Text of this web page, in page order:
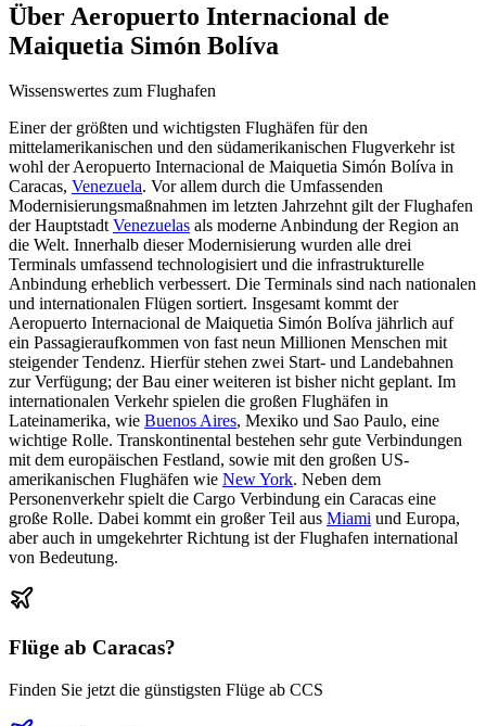
Über Aeropuerto Internacional de
Maiquetia Simón Bolíva
Wissenswertes zum Flughafen
Einer der größten und wichtigsten Flughäfen für den
mittelamerikanischen und den südamerikanischen Flugverkehr ist
wohl der Aeropuerto Internacional de Maiquetia Simón Bolíva in
Caracas, Venezuela. Vor allem durch die Umfassenden
Modernisierungsmaßnahmen im letzten Jahrzehnt gilt der Flughafen
der HauptstadtVenezuelas als moderne Anbindung der Region an
die Welt. Innerhalb dieser Modernisierung wurden alle drei
Terminals umfassend technologisiert und die infrastrukturelle
Anbindung erheblich verbessert. Die Terminals sind nach nationalen
und internationalen Flügen sortiert. Insgesamt kommt der
Aeropuerto Internacional de Maiquetia Simón Bolíva jährlich auf
ein Passagieraufkommen von fast neun Millionen Menschen mit
steigender Tendenz. Hierfür stehen zwei Start- und Landebahnen
zur Verfügung; der Bau einer weiteren ist bisher nicht geplant. Im
internationalen Verkehr spielen die großen Flughäfen in
Lateinamerika, wie Buenos Aires, Mexiko und Sao Paulo, eine
wichtige Rolle. Transkontinental bestehen sehr gute Verbindungen
mit dem europäischen Festland, sowie mit den großen US-
amerikanischen Flughäfen wie New York. Neben dem
Personenverkehr spielt die Cargo Verbindung ein Caracas eine
große Rolle. Dabei kommt ein großer Teil aus Miami und Europa,
aber auch in umgekehrter Richtung ist der Flughafen international
von Bedeutung.
Flüge ab Caracas?
Finden Sie jetzt die günstigsten Flüge ab CCS